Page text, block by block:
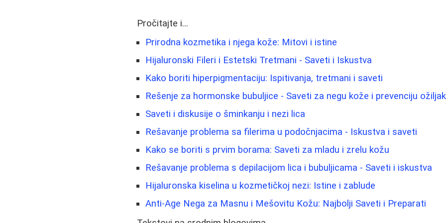
Pročitajte i...
Prirodna kozmetika i njega kože: Mitovi i istine
Hijaluronski Fileri i Estetski Tretmani - Saveti i Iskustva
Kako boriti hiperpigmentaciju: Ispitivanja, tretmani i saveti
Rešenje za hormonske bubuljice - Saveti za negu kože i prevenciju
Saveti i diskusije o šminkanju i nezi lica
Rešavanje problema sa filerima u podočnjacima - Iskustva i saveti
Kako se boriti s prvim borama: Saveti za mladu i zrelu kožu
Rešavanje problema s depilacijom lica i bubuljicama - Saveti i iskustva
Hijaluronska kiselina u kozmetičkoj nezi: Istine i zablude
Anti-Age Nega za Masnu i Mešovitu Kožu: Najbolji Saveti i Preparati